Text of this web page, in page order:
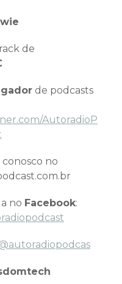
de
de podcasts
AutoradioP
no
no Facebook: